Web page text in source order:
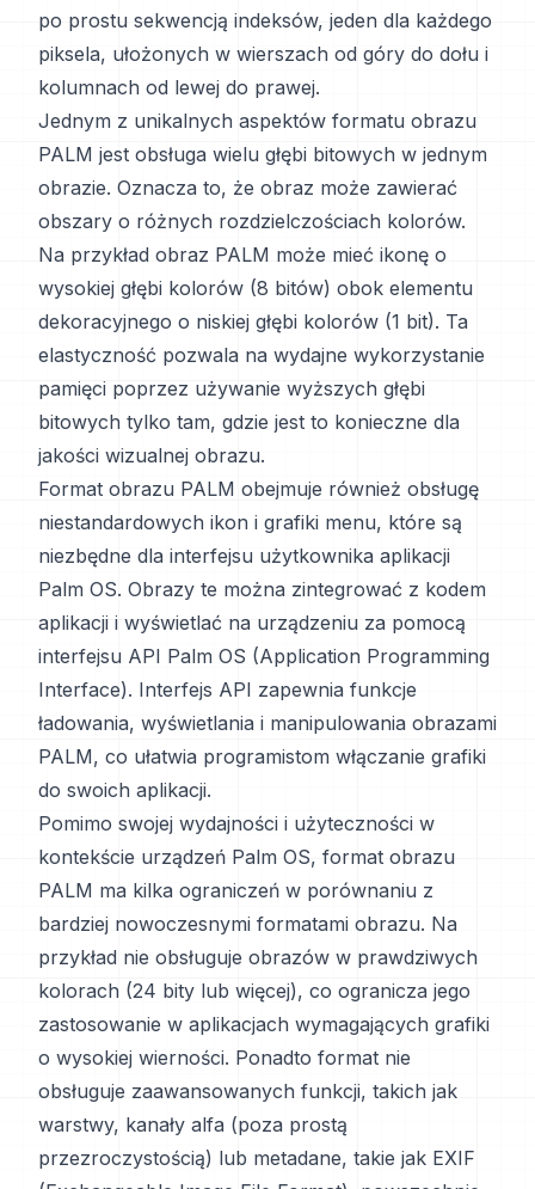
po prostu sekwencją indeksów, jeden dla każdego
piksela, ułożonych w wierszach od góry do dołu i
kolumnach od lewej do prawej.
Jednym z unikalnych aspektów formatu obrazu
PALM jest obsługa wielu głębi bitowych w jednym
obrazie. Oznacza to, że obraz może zawierać
obszary o różnych rozdzielczościach kolorów.
Na przykład obraz PALM może mieć ikonę o
wysokiej głębi kolorów (8 bitów) obok elementu
dekoracyjnego o niskiej głębi kolorów (1 bit). Ta
elastyczność pozwala na wydajne wykorzystanie
pamięci poprzez używanie wyższych głębi
bitowych tylko tam, gdzie jest to konieczne dla
jakości wizualnej obrazu.
Format obrazu PALM obejmuje również obsługę
niestandardowych ikon i grafiki menu, które są
niezbędne dla interfejsu użytkownika aplikacji
Palm OS. Obrazy te można zintegrować z kodem
aplikacji i wyświetlać na urządzeniu za pomocą
interfejsu API Palm OS (Application Programming
Interface). Interfejs API zapewnia funkcje
ładowania, wyświetlania i manipulowania obrazami
PALM, co ułatwia programistom włączanie grafiki
do swoich aplikacji.
Pomimo swojej wydajności i użyteczności w
kontekście urządzeń Palm OS, format obrazu
PALM ma kilka ograniczeń w porównaniu z
bardziej nowoczesnymi formatami obrazu. Na
przykład nie obsługuje obrazów w prawdziwych
kolorach (24 bity lub więcej), co ogranicza jego
zastosowanie w aplikacjach wymagających grafiki
o wysokiej wierności. Ponadto format nie
obsługuje zaawansowanych funkcji, takich jak
warstwy, kanały alfa (poza prostą
przezroczystością) lub metadane, takie jak EXIF